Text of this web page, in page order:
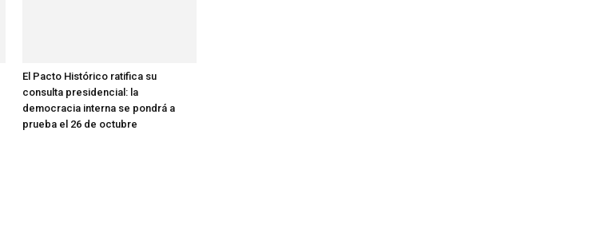
El Pacto Histórico ratifica su
consulta presidencial: la
democracia interna se pondrá a
prueba el 26 de octubre